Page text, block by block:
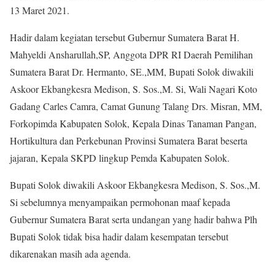
13 Maret 2021.
Hadir dalam kegiatan tersebut Gubernur Sumatera Barat H.
Mahyeldi Ansharullah,SP, Anggota DPR RI Daerah Pemilihan
Sumatera Barat Dr. Hermanto, SE.,MM, Bupati Solok diwakili
Askoor Ekbangkesra Medison, S. Sos.,M. Si, Wali Nagari Koto
Gadang Carles Camra, Camat Gunung Talang Drs. Misran, MM,
Forkopimda Kabupaten Solok, Kepala Dinas Tanaman Pangan,
Hortikultura dan Perkebunan Provinsi Sumatera Barat beserta
jajaran, Kepala SKPD lingkup Pemda Kabupaten Solok.
Bupati Solok diwakili Askoor Ekbangkesra Medison, S. Sos.,M.
Si sebelumnya menyampaikan permohonan maaf kepada
Gubernur Sumatera Barat serta undangan yang hadir bahwa Plh
Bupati Solok tidak bisa hadir dalam kesempatan tersebut
dikarenakan masih ada agenda.